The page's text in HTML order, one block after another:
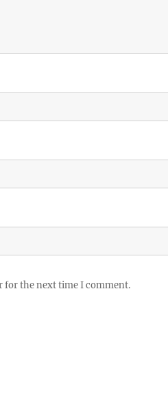
for the next time I comment.